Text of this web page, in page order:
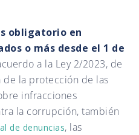
obligatorio en
o más desde el 1 de
a la Ley 2/2023, de
la protección de las
infracciones
la corrupción, también
de denuncias, las